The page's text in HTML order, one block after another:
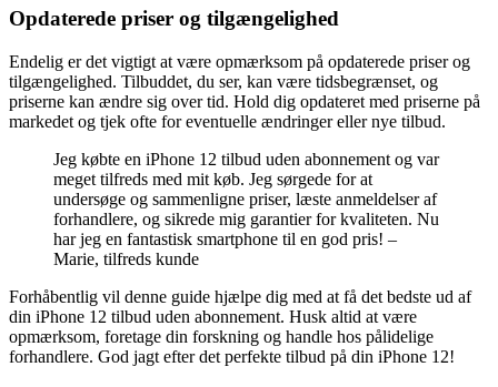
Opdaterede priser og tilgængelighed
Endelig er det vigtigt at være opmærksom på opdaterede priser og
tilgængelighed. Tilbuddet, du ser, kan være tidsbegrænset, og
priserne kan ændre sig over tid. Hold dig opdateret med priserne på
markedet og tjek ofte for eventuelle ændringer eller nye tilbud.
Jeg købte en iPhone 12 tilbud uden abonnement og var
meget tilfreds med mit køb. Jeg sørgede for at
undersøge og sammenligne priser, læste anmeldelser af
forhandlere, og sikrede mig garantier for kvaliteten. Nu
har jeg en fantastisk smartphone til en god pris! –
Marie, tilfreds kunde
Forhåbentlig vil denne guide hjælpe dig med at få det bedste ud af
din iPhone 12 tilbud uden abonnement. Husk altid at være
opmærksom, foretage din forskning og handle hos pålidelige
forhandlere. God jagt efter det perfekte tilbud på din iPhone 12!